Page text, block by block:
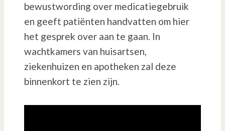
bewustwording over medicatiegebruik
en geeft patiënten handvatten om hier
het gesprek over aan te gaan. In
wachtkamers van huisartsen,
ziekenhuizen en apotheken zal deze
binnenkort te zien zijn.